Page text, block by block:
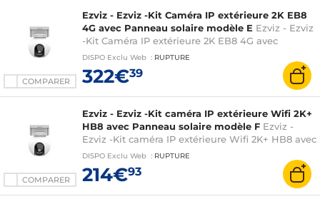
COMPARER
Ezviz - Ezviz -Kit Caméra IP extérieure 2K EB8
4G avec Panneau solaire modèle E Ezviz - Ezviz
-Kit Caméra IP extérieure 2K EB8 4G avec
Panneau solaire modèle E
DISPO Exclu Web : RUPTURE
322€39
COMPARER
Ezviz - Ezviz -Kit caméra IP extérieure Wifi 2K+
HB8 avec Panneau solaire modèle F Ezviz -
Ezviz -Kit caméra IP extérieure Wifi 2K+ HB8 avec
Panneau solaire modèle F
DISPO Exclu Web : RUPTURE
214€93